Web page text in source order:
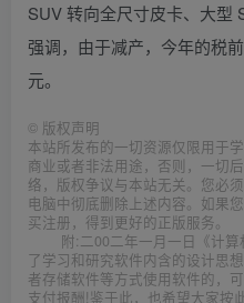
SUV 转向全尺寸皮卡、大型
强调，由于减产，今年的税
元。
© 版权声明
本站所发布的一切资源仅限用于
商业或者非法用途，否则，一切
络，版权争议与本站无关。您必
电脑中彻底删除上述内容。如果
买注册，得到更好的正版服务。
附:二00二年一月一日《计
了学习和研究软件内含的设计思
者存储软件等方式使用软件的，
支付报酬!鉴于此，也希望大家按